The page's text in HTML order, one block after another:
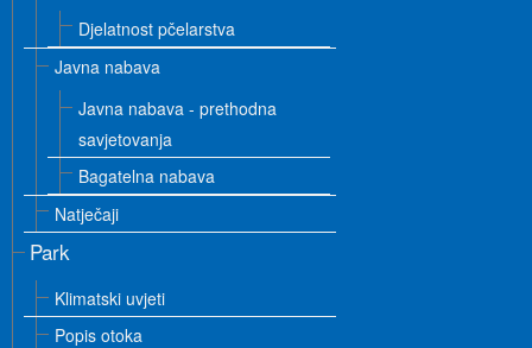
Djelatnost pčelarstva
Javna nabava
Javna nabava - prethodna
savjetovanja
Bagatelna nabava
Natječaji
Park
Klimatski uvjeti
Popis otoka